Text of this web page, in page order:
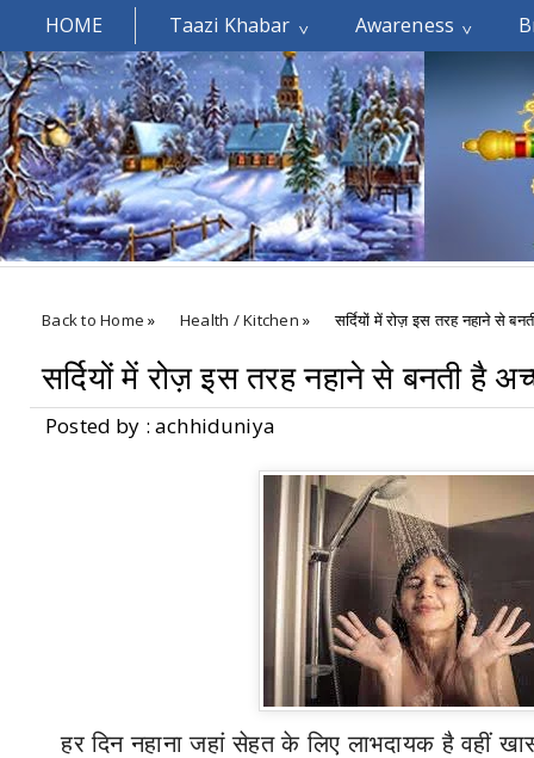
HOME Taazi Khabar Awareness
Welcomes You.....
Back to Home » Health / Kitchen » सर्दियों में रोज़ इस तरह नहाने से
सर्दियों में रोज़ इस तरह नहाने से बनती है
Posted by : achhiduniya
हर दिन नहाना जहां सेहत के लिए लाभदायक है वहीं